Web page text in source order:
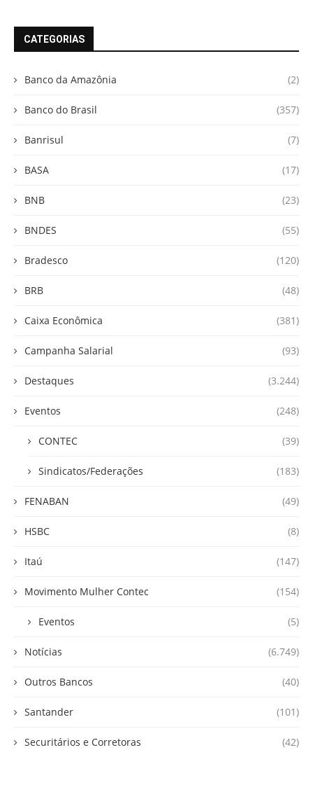
CATEGORIAS
Banco da Amazônia (2)
Banco do Brasil (357)
Banrisul (7)
BASA (17)
BNB (23)
BNDES (55)
Bradesco (120)
BRB (48)
Caixa Econômica (381)
Campanha Salarial (93)
Destaques (3.244)
Eventos (248)
CONTEC (39)
Sindicatos/Federações (183)
FENABAN (49)
HSBC (8)
Itaú (147)
Movimento Mulher Contec (154)
Eventos (5)
Notícias (6.749)
Outros Bancos (40)
Santander (101)
Securitários e Corretoras (42)